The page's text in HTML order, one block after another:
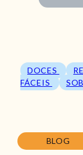
DOCES
FÁCEIS
BLOG